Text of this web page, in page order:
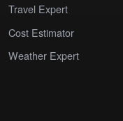
Travel Expert
Cost Estimator
Weather Expert